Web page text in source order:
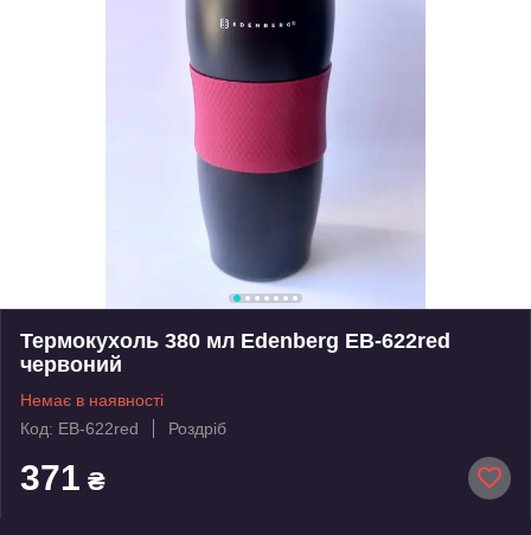
Термокухоль 380 мл Edenberg EB-622red
червоний
Немає в наявності
Код: EB-622red
Роздріб
371 ₴